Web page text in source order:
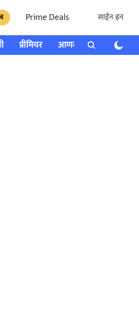
Prime Deals साईन इन
प्रीमियर आणखी राशी भविष्य